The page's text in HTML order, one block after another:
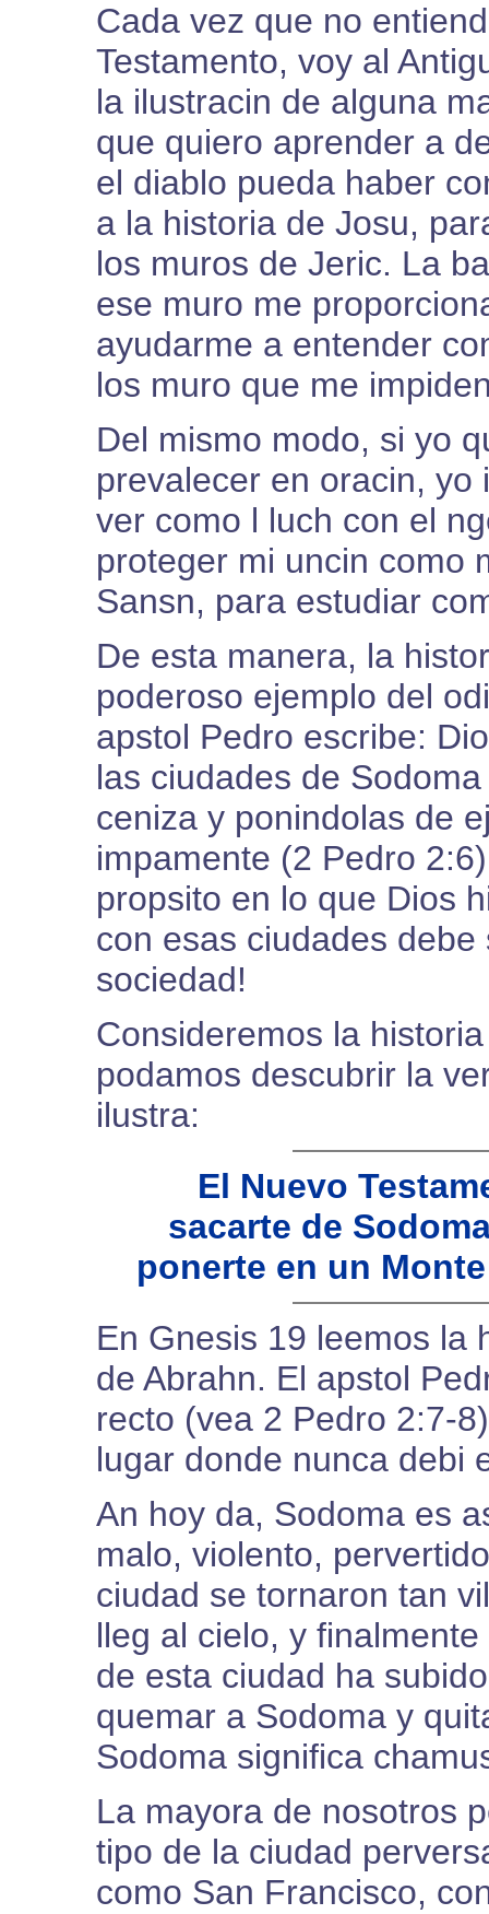
Cada vez que no
Testamento, voy al
la ilustracin de alguna
que quiero aprender a
el diablo pueda haber
a la historia de Josu,
los muros de Jeric. La
ese muro me
ayudarme a entender
los muro que me
Del mismo modo, si yo
prevalecer en oracin,
ver como l luch con el
proteger mi uncin como
Sansn, para estudiar
De esta manera, la
poderoso ejemplo del
apstol Pedro escribe:
las ciudades de
ceniza y ponindolas de
impamente (2 Pedro
propsito en lo que Dios
con esas ciudades
sociedad!
Consideremos la
podamos descubrir la
ilustra:
El Nuevo
sacarte de
ponerte en un
En Gnesis 19 leemos la
de Abrahn. El apstol
recto (vea 2 Pedro 2:7-
lugar donde nunca debi
An hoy da, Sodoma es
malo, violento,
ciudad se tornaron tan
lleg al cielo, y
de esta ciudad ha
quemar a Sodoma y
Sodoma significa
La mayora de nosotros
tipo de la ciudad
como San Francisco,